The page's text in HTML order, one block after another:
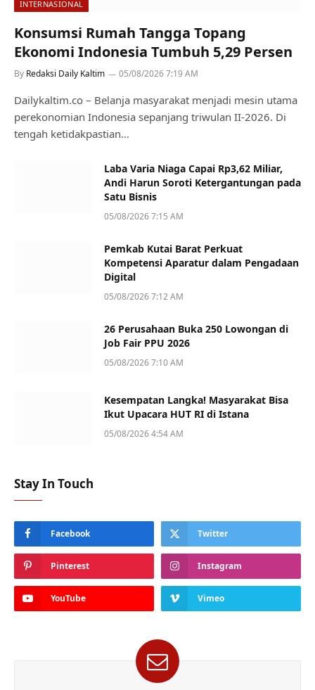
INTERNASIONAL
Konsumsi Rumah Tangga Topang
Ekonomi Indonesia Tumbuh 5,29 Persen
By Redaksi Daily Kaltim 05/08/2026 7:19 AM
Dailykaltim.co – Belanja masyarakat menjadi mesin utama
perekonomian Indonesia sepanjang triwulan II-2026. Di
tengah ketidakpastian…
Laba Varia Niaga Capai Rp3,62 Miliar,
Andi Harun Soroti Ketergantungan pada
Satu Bisnis
05/08/2026 7:15 AM
Pemkab Kutai Barat Perkuat
Kompetensi Aparatur dalam Pengadaan
Digital
05/08/2026 7:12 AM
26 Perusahaan Buka 250 Lowongan di
Job Fair PPU 2026
05/08/2026 7:10 AM
Kesempatan Langka! Masyarakat Bisa
Ikut Upacara HUT RI di Istana
05/08/2026 4:54 AM
Stay In Touch
Facebook Twitter
Pinterest Instagram
YouTube Vimeo